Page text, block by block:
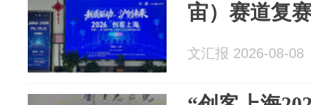
宙）赛道复
文汇报 2026-08-08